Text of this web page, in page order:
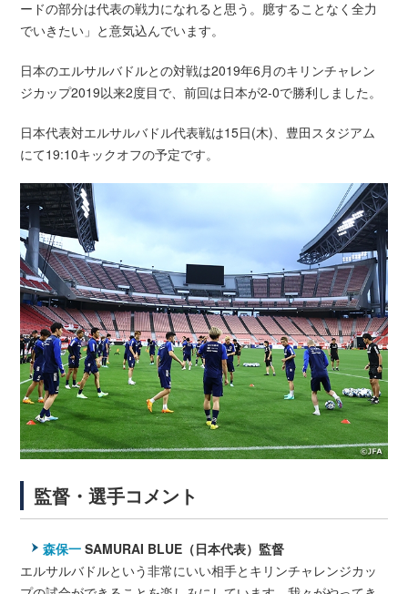
ードの部分は代表の戦力になれると思う。臆することなく全力
でいきたい」と意気込んでいます。
日本のエルサルバドルとの対戦は2019年6月のキリンチャレン
ジカップ2019以来2度目で、前回は日本が2-0で勝利しました。
日本代表対エルサルバドル代表戦は15日(木)、豊田スタジアム
にて19:10キックオフの予定です。
監督・選手コメント
森保一 SAMURAI BLUE（日本代表）監督
エルサルバドルという非常にいい相手とキリンチャレンジカッ